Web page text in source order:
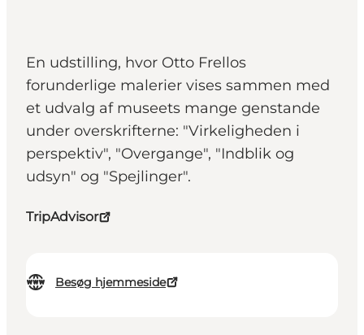
En udstilling, hvor Otto Frellos
forunderlige malerier vises sammen med
et udvalg af museets mange genstande
under overskrifterne: "Virkeligheden i
perspektiv", "Overgange", "Indblik og
udsyn" og "Spejlinger".
TripAdvisor
Besøg hjemmeside